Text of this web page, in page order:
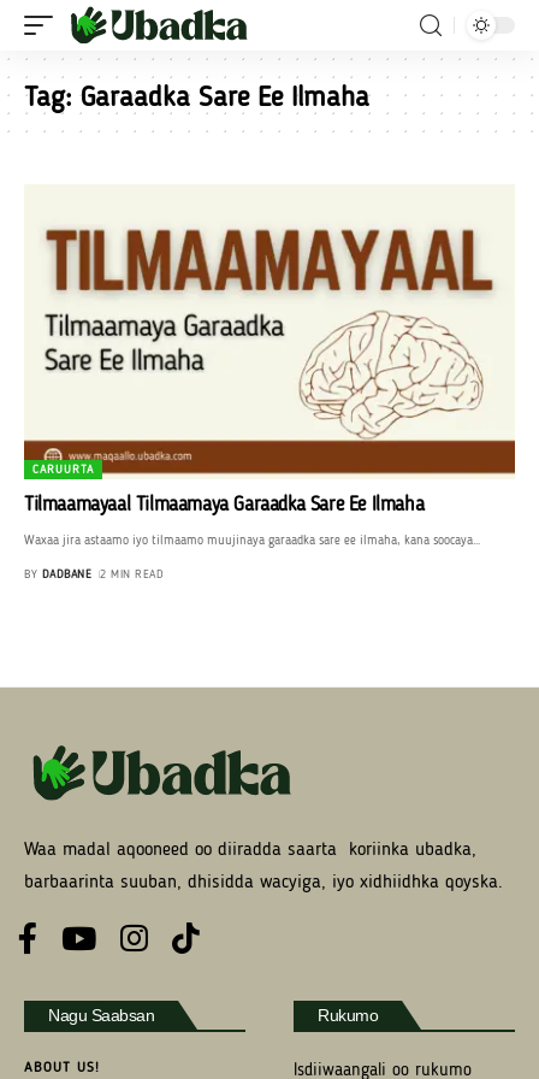
Tag:Garaadka Sare Ee Ilmaha
CARUURTA
Tilmaamayaal Tilmaamaya Garaadka Sare Ee Ilmaha
Waxaa jira astaamo iyo tilmaamo muujinaya garaadka sare ee ilmaha, kana soocaya…
BY DADBANE 2 MIN READ
Waa madal aqooneed oo diiradda saarta koriinka ubadka,
barbaarinta suuban, dhisidda wacyiga, iyo xidhiidhka qoyska.
Nagu Saabsan
ABOUT US!
Rukumo
Isdiiwaangali oo rukumo